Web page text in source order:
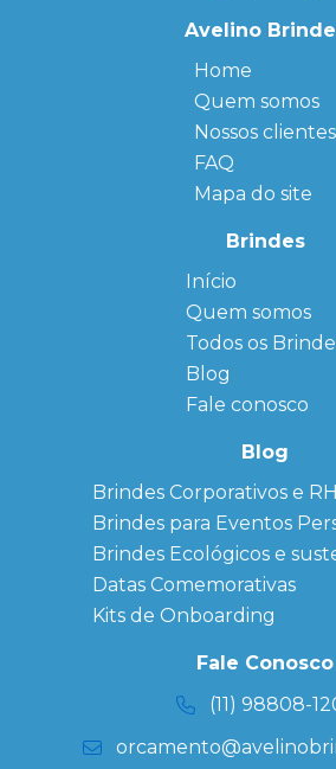
Avelino
Home
Quem somos
Nossos clientes
FAQ
Mapa do site
Brindes
Início
Quem somos
← Back
FAQ
Sitemap
Todos os
← Back
Agendas
Brindes
Copos
Datas
Ecobag
Kits
Blog
Fale conosco
Blog
Brindes Corporativos e RH
Brindes para Eventos
Brindes Ecológicos e
Datas Comemorativas
Kits de Onboarding
Fale Conosco
(11) 98808-